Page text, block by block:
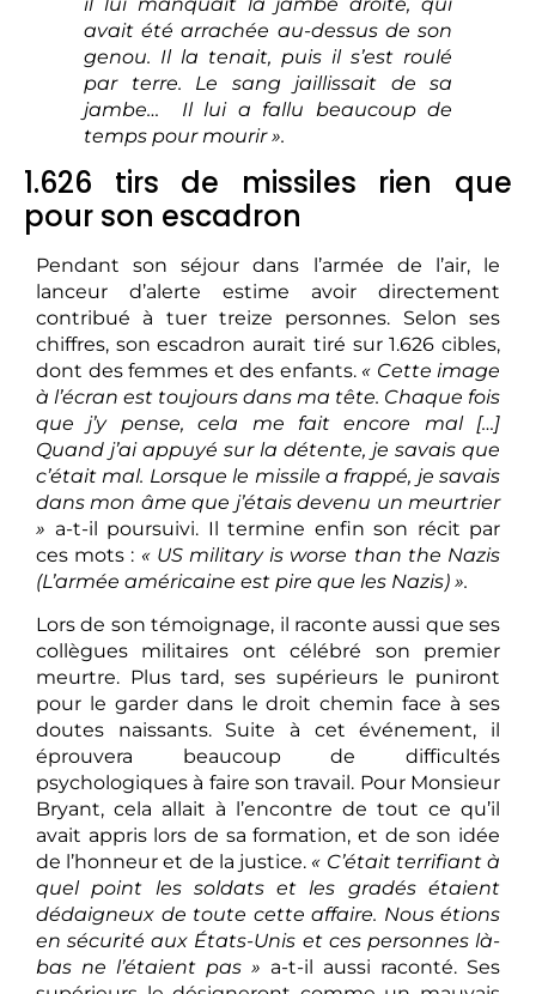
avait été arrachée au-dessus de son
genou. Il la tenait, puis il s’est roulé
par terre. Le sang jaillissait de sa
jambe… Il lui a fallu beaucoup de
temps pour mourir ».
1.626 tirs de missiles rien que
pour son escadron
Pendant son séjour dans l’armée de l’air, le
lanceur d’alerte estime avoir directement
contribué à tuer treize personnes. Selon ses
chiffres, son escadron aurait tiré sur 1.626 cibles,
dont des femmes et des enfants. « Cette image
à l’écran est toujours dans ma tête. Chaque fois
que j’y pense, cela me fait encore mal […]
Quand j’ai appuyé sur la détente, je savais que
c’était mal. Lorsque le missile a frappé, je savais
dans mon âme que j’étais devenu un meurtrier
» a-t-il poursuivi. Il termine enfin son récit par
ces mots : « US military is worse than the Nazis
(L’armée américaine est pire que les Nazis) ».
Lors de son témoignage, il raconte aussi que ses
collègues militaires ont célébré son premier
meurtre. Plus tard, ses supérieurs le puniront
pour le garder dans le droit chemin face à ses
doutes naissants. Suite à cet événement, il
éprouvera beaucoup de difficultés
psychologiques à faire son travail. Pour Monsieur
Bryant, cela allait à l’encontre de tout ce qu’il
avait appris lors de sa formation, et de son idée
de l’honneur et de la justice. « C’était terrifiant à
quel point les soldats et les gradés étaient
dédaigneux de toute cette affaire. Nous étions
en sécurité aux États-Unis et ces personnes là-
bas ne l’étaient pas » a-t-il aussi raconté. Ses